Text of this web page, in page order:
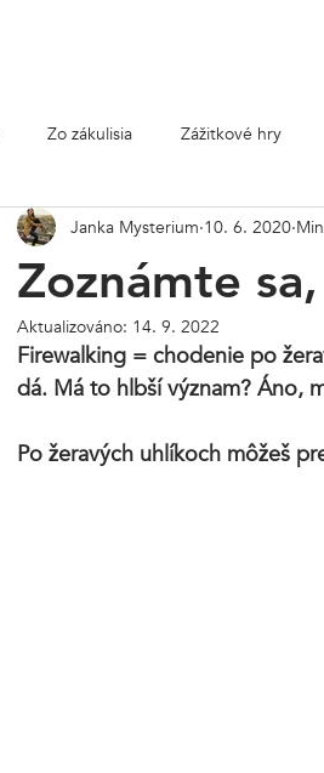
Zo zákulisia Zážitkové hry
Zoznámte
Janka Mysterium 10. 6. 2020
Aktualizováno: 14. 9. 2022
Firewalking = chodenie po
dá. Má to hlbší význam? Áno,
Po žeravých uhlíkoch môžeš